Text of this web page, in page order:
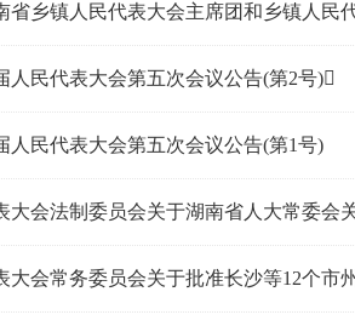
人民代表大会第五次会议公告(第2号)
人民代表大会第五次会议公告(第1号)